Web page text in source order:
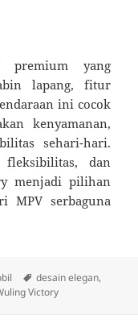
premium yang
lapang, fitur
ini cocok
kenyamanan,
sehari-hari.
fleksibilitas, dan
menjadi pilihan
MPV serbaguna
Tag
desain elegan,
Victory